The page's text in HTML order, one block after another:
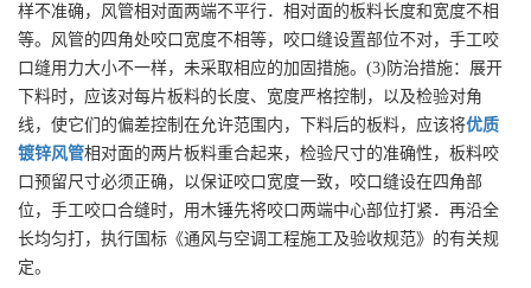
样不准确，风管相对面两端不平行．相对面的板料长度和宽度不相
等。风管的四角处咬口宽度不相等，咬口缝设置部位不对，手工咬
口缝用力大小不一样，未采取相应的加固措施。(3)防治措施：展开
下料时，应该对每片板料的长度、宽度严格控制，以及检验对角
线，使它们的偏差控制在允许范围内，下料后的板料，应该将优质
镀锌风管相对面的两片板料重合起来，检验尺寸的准确性，板料咬
口预留尺寸必须正确，以保证咬口宽度一致，咬口缝设在四角部
位，手工咬口合缝时，用木锤先将咬口两端中心部位打紧．再沿全
长均匀打，执行国标《通风与空调工程施工及验收规范》的有关规
定。